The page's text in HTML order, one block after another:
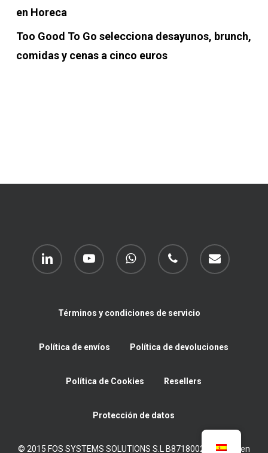
en Horeca
Too Good To Go selecciona desayunos, brunch,
comidas y cenas a cinco euros
linkedin youtube whatsapp phone email
Términos y condiciones de servicio
Política de envíos Política de devoluciones
Política de Cookies Resellers
Protección de datos
© 2015 FOS SYSTEMS SOLUTIONS S.L B87180022 Inscrita en